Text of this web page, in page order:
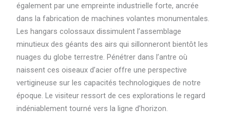
également par une empreinte industrielle forte, ancrée
dans la fabrication de machines volantes monumentales.
Les hangars colossaux dissimulent l’assemblage
minutieux des géants des airs qui sillonneront bientôt les
nuages du globe terrestre. Pénétrer dans l’antre où
naissent ces oiseaux d’acier offre une perspective
vertigineuse sur les capacités technologiques de notre
époque. Le visiteur ressort de ces explorations le regard
indéniablement tourné vers la ligne d’horizon.